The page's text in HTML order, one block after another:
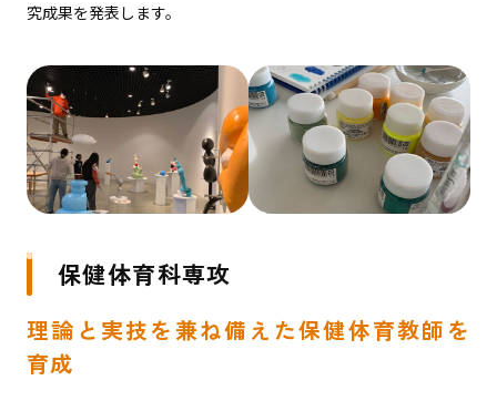
究成果を発表します。
保健体育科専攻
理論と実技を兼ね備えた保健体育教師を
育成